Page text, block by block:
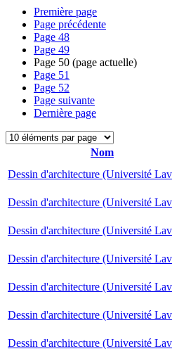
Première page
Page précédente
Page 48
Page 49
Page 50 (page actuelle)
Page 51
Page 52
Page suivante
Dernière page
Nom
Dessin d'architecture (Université
Dessin d'architecture (Université
Dessin d'architecture (Université
Dessin d'architecture (Université
Dessin d'architecture (Université
Dessin d'architecture (Université
Dessin d'architecture (Université